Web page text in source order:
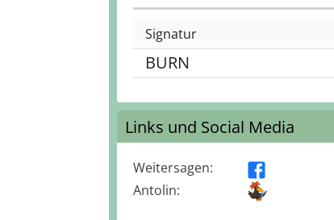
Signatur
BURN
Links und Social Media
Weitersagen:
Antolin: